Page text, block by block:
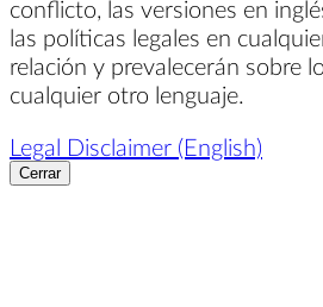
conflicto, las versiones en
las políticas legales en
relación y prevalecerán sobre
cualquier otro lenguaje.
Legal Disclaimer (English)
Cerrar